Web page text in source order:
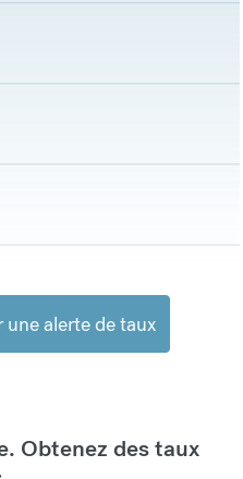
une alerte de taux
Obtenez des taux